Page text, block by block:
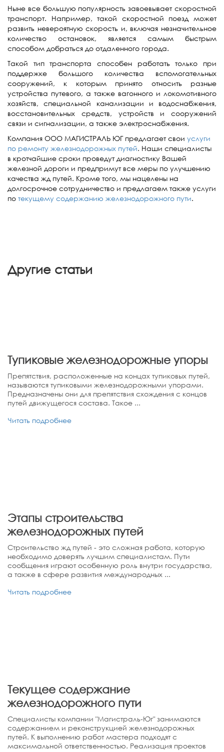
Ныне все большую популярность завоевывает скоростной
транспорт. Например, такой скоростной поезд может
развить невероятную скорость и, включая незначительное
количество остановок, является самым быстрым
способом добраться до отдаленного города.
Такой тип транспорта способен работать только при
поддержке большого количества вспомогательных
сооружений, к которым принято относить разные
устройства путевого, а также вагонного и локомотивного
хозяйств, специальной канализации и водоснабжения,
восстановительных средств, устройств и сооружений
связи и сигнализации, а также электроснабжения.
Компания ООО МАГИСТРАЛЬ ЮГ предлагает свои услуги
по ремонту железнодорожных путей. Наши специалисты
в кротчайшие сроки проведут диагностику Вашей
железной дороги и предпримут все меры по улучшению
качества жд путей. Кроме того, мы нацелены на
долгосрочное сотрудничество и предлагаем также услуги
по текущему содержанию железнодорожного пути.
Другие статьи
Тупиковые железнодорожные упоры
Препятствия, расположенные на концах тупиковых путей,
называются тупиковыми железнодорожными упорами.
Предназначены они для препятствия схождения с концов
путей движущегося состава. Такое ...
Читать подробнее
Этапы строительства
железнодорожных путей
Строительство жд путей - это сложная работа, которую
необходимо доверять лучшим специалистам. Пути
сообщения играют особенную роль внутри государства,
а также в сфере развития международных ...
Читать подробнее
Текущее содержание
железнодорожного пути
Специалисты компании "Магистраль-Юг" занимаются
содержанием и реконструкцией железнодорожных
путей. К выполнению работ мастера подходят с
максимальной ответственностью. Реализация проектов